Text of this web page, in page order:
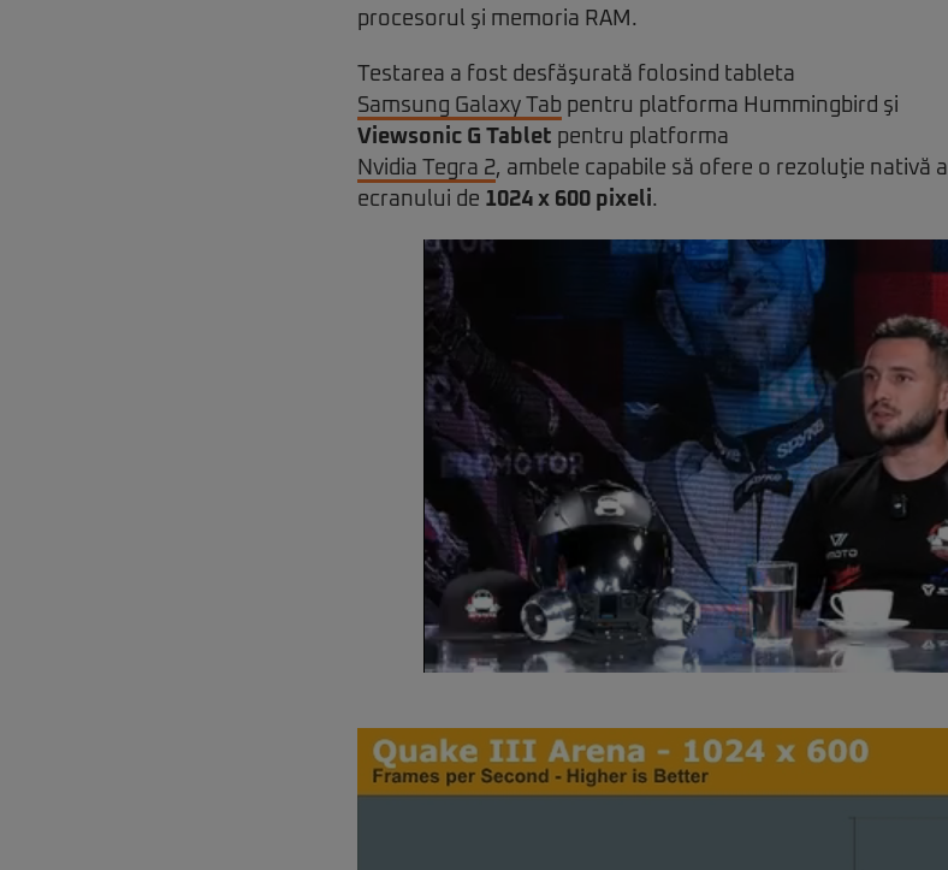
procesorul şi memoria RAM.
Testarea a fost desfăşurată folosind tableta
Samsung Galaxy Tab pentru platforma Hummingbird şi
Viewsonic G Tablet pentru platforma
Nvidia Tegra 2, ambele capabile să ofere o rezoluţie nativă a
ecranului de 1024 x 600 pixeli.